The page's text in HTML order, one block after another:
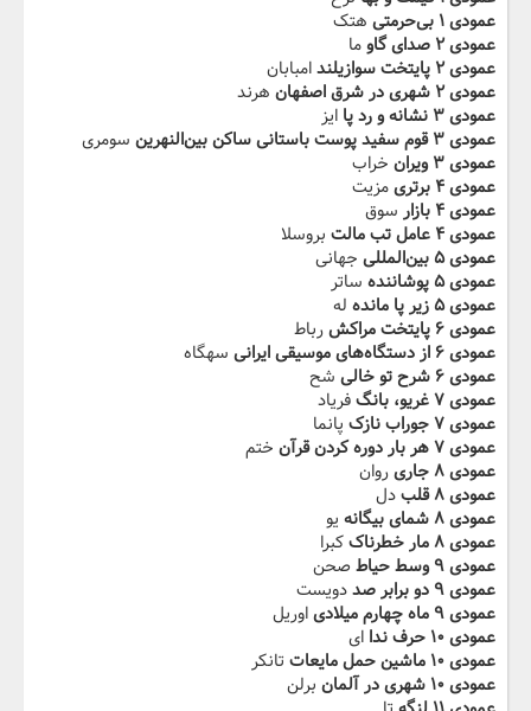
عمودی ۱ بی‌حرمتی
هتک
عمودی ۲ صدای گاو
ما
عمودی ۲ پایتخت سوازیلند
امبابان
عمودی ۲ شهری در شرق اصفهان
هرند
عمودی ۳ نشانه و رد پا
ایز
عمودی ۳ قوم سفید پوست باستانی ساکن بین‌النهرین
سومری
عمودی ۳ ویران
خراب
عمودی ۴ برتری
مزیت
عمودی ۴ بازار
سوق
عمودی ۴ عامل تب مالت
بروسلا
عمودی ۵ بین‌المللی
جهانی
عمودی ۵ پوشاننده
ساتر
عمودی ۵ زیر پا مانده
له
عمودی ۶ پایتخت مراکش
رباط
عمودی ۶ از دستگاه‌های موسیقی ایرانی
سهگاه
عمودی ۶ شرح تو خالی
شح
عمودی ۷ غریو، بانگ
فریاد
عمودی ۷ جوراب نازک
پانما
عمودی ۷ هر بار دوره کردن قرآن
ختم
عمودی ۸ جاری
روان
عمودی ۸ قلب
دل
عمودی ۸ شمای بیگانه
یو
عمودی ۸ مار خطرناک
کبرا
عمودی ۹ وسط حیاط
صحن
عمودی ۹ دو برابر صد
دویست
عمودی ۹ ماه چهارم میلادی
اوریل
عمودی ۱۰ حرف ندا
ای
عمودی ۱۰ ماشین حمل مایعات
تانکر
عمودی ۱۰ شهری در آلمان
برلن